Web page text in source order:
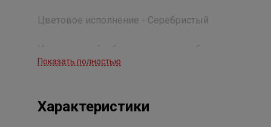
Цветовое исполнение - Серебристый
Обволакивающий сатиновой мягкостью, глубокий
Сочетаясь с любыми оттенками существующего
Показать полностью
Характеристики